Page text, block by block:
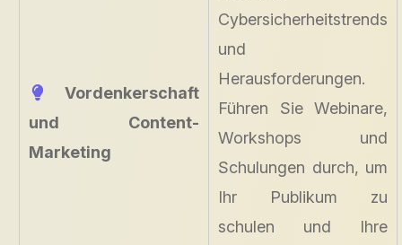
Vordenkerschaft
und Content-
Marketing
Cybersicherheitstrends
und
Herausforderungen.
Führen Sie Webinare,
Workshops und
Schulungen durch, um
Ihr Publikum zu
schulen und Ihre